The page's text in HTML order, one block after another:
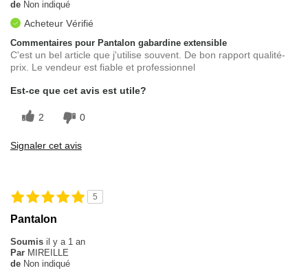
de Non indiqué
Acheteur Vérifié
Commentaires pour Pantalon gabardine extensible
C'est un bel article que j'utilise souvent. De bon rapport qualité-
prix. Le vendeur est fiable et professionnel
Est-ce que cet avis est utile?
2 0
Signaler cet avis
5
Pantalon
Soumis il y a 1 an
Par MIREILLE
de Non indiqué